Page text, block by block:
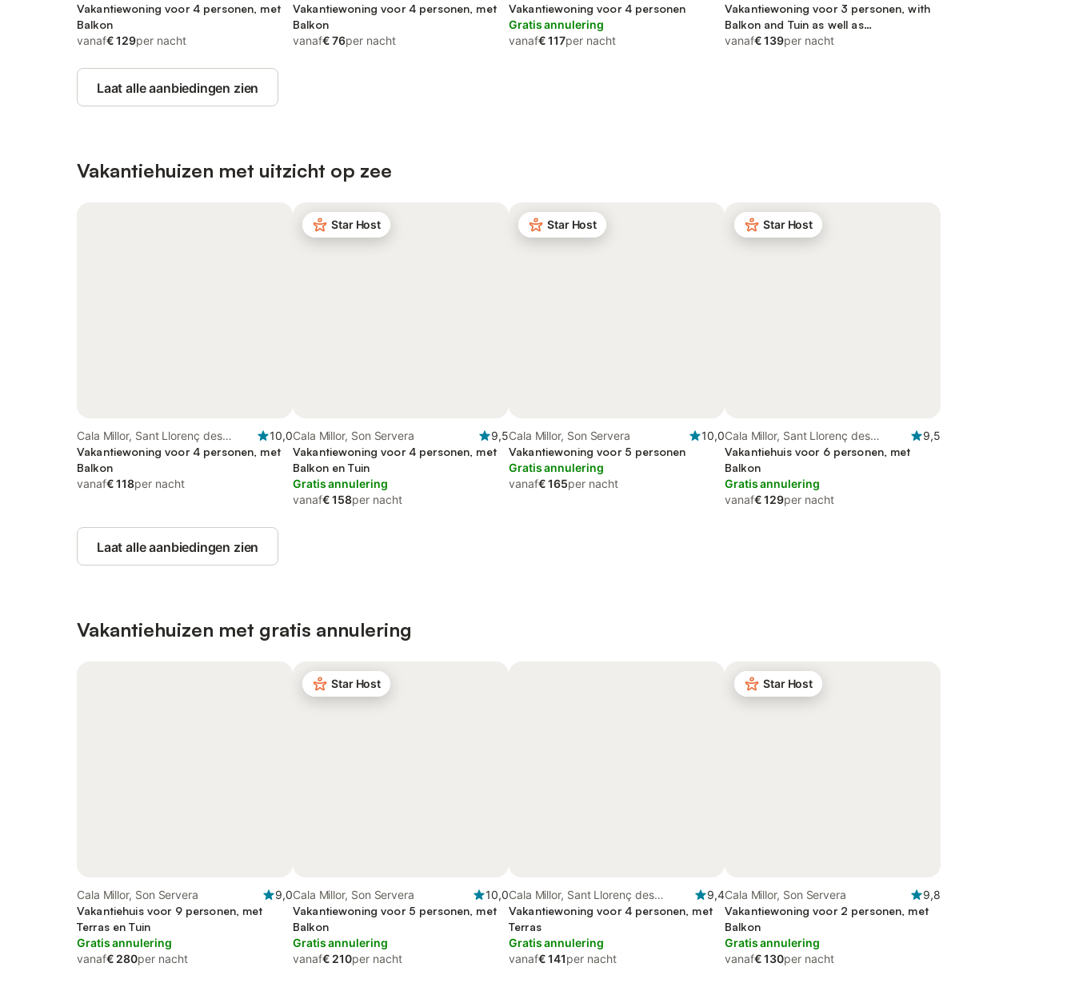
Vakantiewoning voor 4 personen, met
Balkon
vanaf€ 129per nacht
Cardassar
Vakantiewoning voor 4 personen, met
Balkon
vanaf€ 76per nacht
Cardassar
Vakantiewoning voor 4 personen
Gratis annulering
vanaf€ 117per nacht
Cardassar
Vakantiewoning voor 3 personen, with
Balkon and Tuin as well as
Kinderzwembad
vanaf€ 139per nacht
Laat alle aanbiedingen zien
Vakantiehuizen met uitzicht op zee
Cala Millor, Sant Llorenç des
Cardassar
10,0
Vakantiewoning voor 4 personen, met
Balkon
vanaf€ 118per nacht
Star Host
Cala Millor, Son Servera
9,5
Vakantiewoning voor 4 personen, met
Balkon en Tuin
Gratis annulering
vanaf€ 158per nacht
Star Host
Cala Millor, Son Servera
10,0
Vakantiewoning voor 5 personen
Gratis annulering
vanaf€ 165per nacht
Star Host
Cala Millor, Sant Llorenç des
Cardassar
9,5
Vakantiehuis voor 6 personen, met
Balkon
Gratis annulering
vanaf€ 129per nacht
Laat alle aanbiedingen zien
Vakantiehuizen met gratis annulering
Cala Millor, Son Servera
9,0
Vakantiehuis voor 9 personen, met
Terras en Tuin
Gratis annulering
vanaf€ 280per nacht
Star Host
Cala Millor, Son Servera
10,0
Vakantiewoning voor 5 personen, met
Balkon
Gratis annulering
vanaf€ 210per nacht
Cala Millor, Sant Llorenç des
Cardassar
9,4
Vakantiewoning voor 4 personen, met
Terras
Gratis annulering
vanaf€ 141per nacht
Star Host
Cala Millor, Son Servera
9,8
Vakantiewoning voor 2 personen, met
Balkon
Gratis annulering
vanaf€ 130per nacht